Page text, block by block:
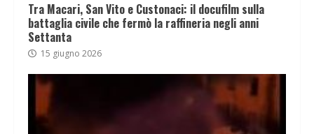
Tra Macari, San Vito e Custonaci: il docufilm sulla
battaglia civile che fermò la raffineria negli anni
Settanta
15 giugno 2026